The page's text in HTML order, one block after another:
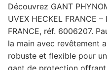
Découvrez GANT
UVEX HECKEL FRANCE
FRANCE, réf. 6006207.
la main avec revêtement
robuste et flexible pour